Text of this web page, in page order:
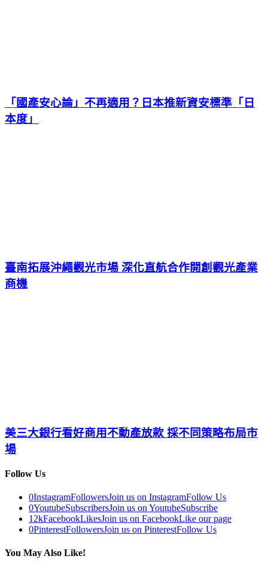
「國產安心論」不再適用？日本推新資安標準「日
本度」
臺南拓展沖繩觀光市場 深化直航合作開創觀光產業
商機
美三大銀行看好商用不動產放款 採不同策略布局市
場
Follow Us
0InstagramFollowersJoin us on InstagramFollow Us
0YoutubeSubscribersJoin us on YoutubeSubscribe
12kFacebookLikesJoin us on FacebookLike our page
0PinterestFollowersJoin us on PinterestFollow Us
You May Also Like!